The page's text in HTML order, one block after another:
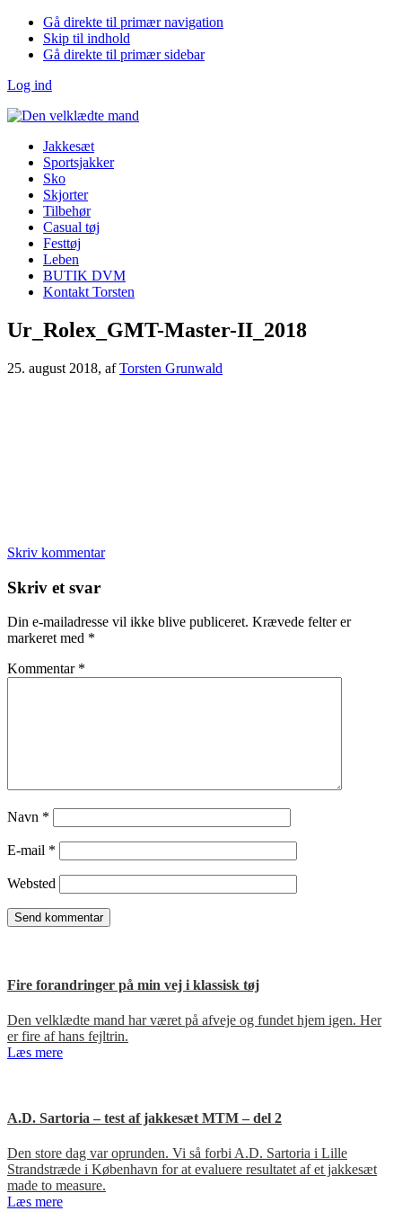
Gå direkte til primær navigation
Skip til indhold
Gå direkte til primær sidebar
Log ind
Jakkesæt
Sportsjakker
Sko
Skjorter
Tilbehør
Casual tøj
Festtøj
Leben
BUTIK DVM
Kontakt Torsten
Ur_Rolex_GMT-Master-II_2018
25. august 2018, afTorsten Grunwald
Skriv kommentar
Læserinteraktioner
Skriv et svar
Din e-mailadresse vil ikke blive publiceret. Krævede felter er
markeret med *
Kommentar *
Navn *
E-mail *
Websted
Fire forandringer på min vej i klassisk tøj
Den velklædte mand har været på afveje og fundet hjem igen. Her
er fire af hans fejltrin.
Læs mere
A.D. Sartoria – test af jakkesæt MTM – del 2
Den store dag var oprunden. Vi så forbi A.D. Sartoria i Lille
Strandstræde i København for at evaluere resultatet af et jakkesæt
made to measure.
Læs mere